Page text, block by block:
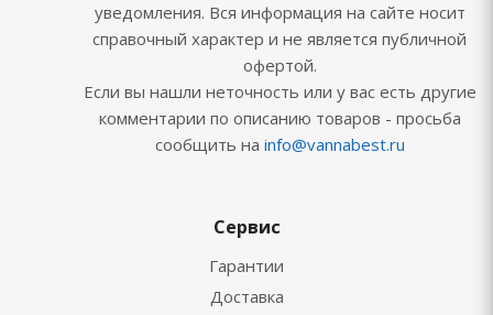
уведомления. Вся информация на сайте носит
справочный характер и не является публичной
офертой.
Если вы нашли неточность или у вас есть другие
комментарии по описанию товаров - просьба
сообщить на info@vannabest.ru
Сервис
Гарантии
Доставка